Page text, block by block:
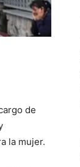
de
la mujer.